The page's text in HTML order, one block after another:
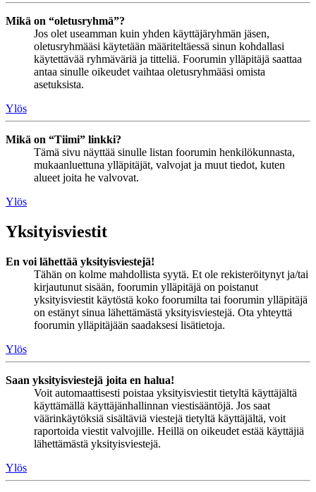
Mikä on “oletusryhmä”?
Jos olet useamman kuin yhden käyttäjäryhmän jäsen,
oletusryhmääsi käytetään määriteltäessä sinun kohdallasi
käytettävää ryhmäväriä ja titteliä. Foorumin ylläpitäjä saattaa
antaa sinulle oikeudet vaihtaa oletusryhmääsi omista
asetuksista.
Ylös
Mikä on “Tiimi” linkki?
Tämä sivu näyttää sinulle listan foorumin henkilökunnasta,
mukaanluettuna ylläpitäjät, valvojat ja muut tiedot, kuten
alueet joita he valvovat.
Ylös
Yksityisviestit
En voi lähettää yksityisviestejä!
Tähän on kolme mahdollista syytä. Et ole rekisteröitynyt ja/tai
kirjautunut sisään, foorumin ylläpitäjä on poistanut
yksityisviestit käytöstä koko foorumilta tai foorumin ylläpitäjä
on estänyt sinua lähettämästä yksityisviestejä. Ota yhteyttä
foorumin ylläpitäjään saadaksesi lisätietoja.
Ylös
Saan yksityisviestejä joita en halua!
Voit automaattisesti poistaa yksityisviestit tietyltä käyttäjältä
käyttämällä käyttäjänhallinnan viestisääntöjä. Jos saat
väärinkäytöksiä sisältäviä viestejä tietyltä käyttäjältä, voit
raportoida viestit valvojille. Heillä on oikeudet estää käyttäjiä
lähettämästä yksityisviestejä.
Ylös